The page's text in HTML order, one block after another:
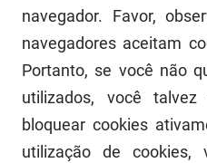
navegador.
Favor,
navegadores aceitam
Portanto, se você não
utilizados, você
bloquear cookies a
utilização de cookies,